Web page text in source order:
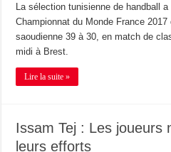
La sélection tunisienne de handball
Championnat du Monde France
saoudienne 39 à 30, en match de
midi à Brest.
Lire la suite »
Issam Tej : Les joueurs
leurs efforts